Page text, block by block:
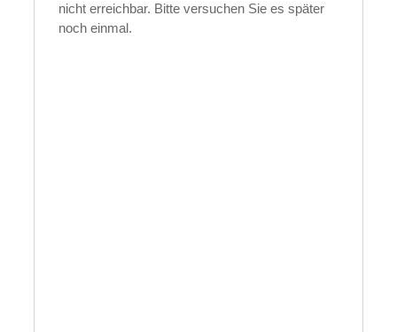
nicht erreichbar. Bitte versuchen Sie es später
noch einmal.